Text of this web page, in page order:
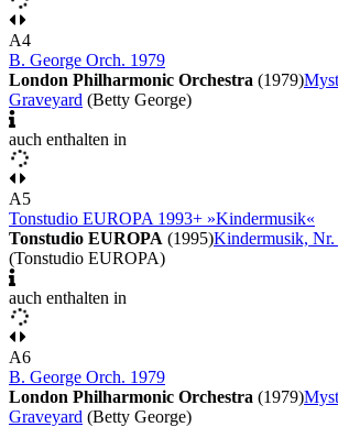
A4
B. George Orch. 1979
London Philharmonic Orchestra (1979)
Graveyard (Betty George)
auch enthalten in
A5
Tonstudio EUROPA 1993+ »Kindermusik«
Tonstudio EUROPA (1995)Kindermusik,
(Tonstudio EUROPA)
auch enthalten in
A6
B. George Orch. 1979
London Philharmonic Orchestra (1979)
Graveyard (Betty George)